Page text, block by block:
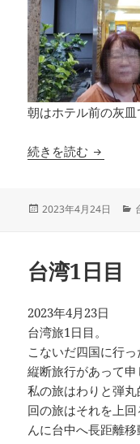
朝はホテル前の灰皿
続きを読む 台湾2日目
投
2023年4月24日
台湾1日目
2023年4月23日
台湾旅1日目。
こないだ四国に行
縦断旅行があって申
私の旅はわりと弾
回の旅はそれを上
んに台中へ長距離移